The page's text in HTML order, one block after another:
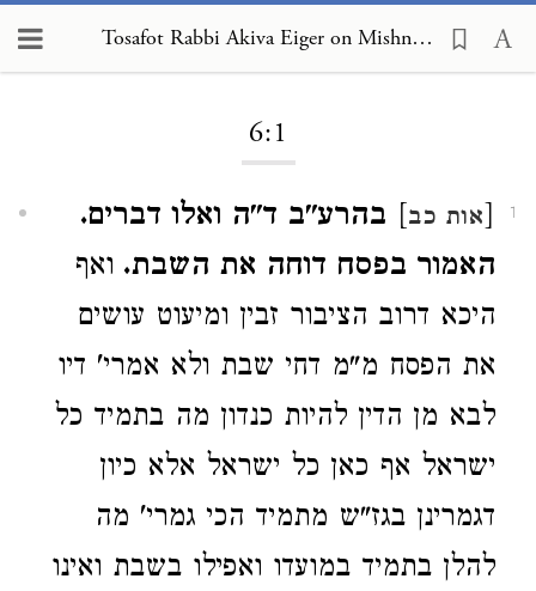
Tosafot Rabbi Akiva Eiger on Mishnah Pesachim 6:1
6:1
1
[אות כב] בהרע"ב ד"ה ואלו דברים.
האמור בפסח דוחה את השבת. ואף
היכא דרוב הציבור זבין ומיעוט עושים
את הפסח מ"מ דחי שבת ולא אמרי' דיו
לבא מן הדין להיות כנדון מה בתמיד כל
ישראל אף כאן כל ישראל אלא כיון
דגמרינן בגז"ש מתמיד הכי גמרי' מה
להלן בתמיד במועדו ואפילו בשבת ואינו